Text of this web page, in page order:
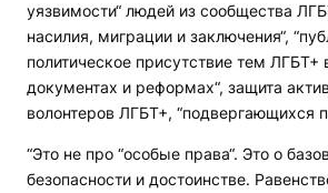
уязвимости“ людей из сообщества
насилия, миграции и заключения“,
политическое присутствие тем
документах и реформах“, защита
волонтеров ЛГБТ+, “подвергающихся
“Это не про “особые права“. Это о
безопасности и достоинстве.